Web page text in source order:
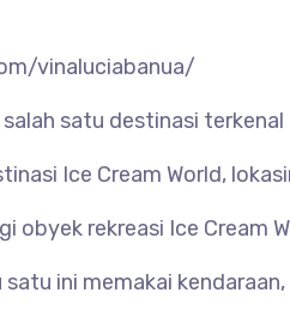
vinaluciabanua/
satu destinasi
Ice Cream World,
obyek rekreasi Ice Cream
ini memakai